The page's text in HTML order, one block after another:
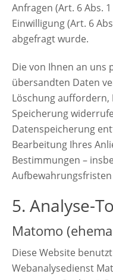
Anfragen (Art. 6 Abs.
Einwilligung (Art. 6
abgefragt wurde.
Die von Ihnen an uns
übersandten Daten
Löschung auffordern,
Speicherung
Datenspeicherung
Bearbeitung Ihres
Bestimmungen –
5. Analyse-
Matomo
Diese Website
Webanalysedienst